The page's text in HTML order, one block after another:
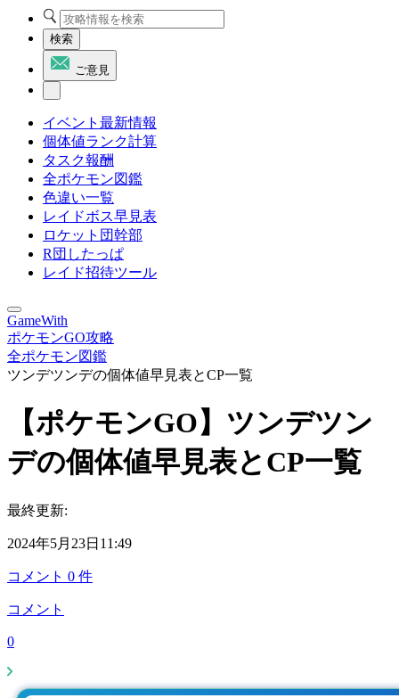
検索
ご意見
イベント最新情報
個体値ランク計算
タスク報酬
全ポケモン図鑑
色違い一覧
レイドボス早見表
ロケット団幹部
R団したっぱ
レイド招待ツール
GameWith
ポケモンGO攻略
全ポケモン図鑑
ツンデツンデの個体値早見表とCP一覧
【ポケモンGO】ツンデツン
デの個体値早見表とCP一覧
最終更新:
2024年5月23日11:49
コメント 0 件
コメント
0